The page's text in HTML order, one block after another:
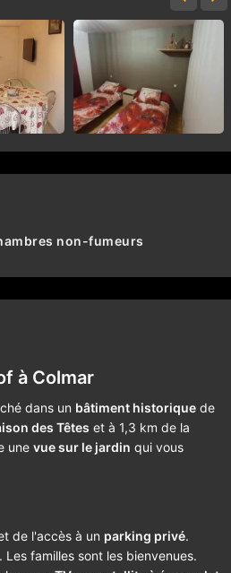
non-fumeurs
à Colmar
dans un bâtiment historique de
des Têtes et à 1,3 km de la
une vue sur le jardin qui vous
de l'accès à un parking privé.
. Les familles sont les bienvenues.